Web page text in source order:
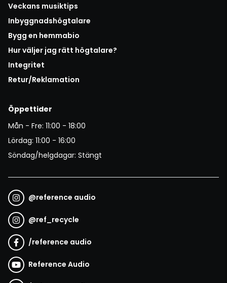
Veckans musiktips
Inbyggnadshögtalare
Bygg en hemmabio
Hur väljer jag rätt högtalare?
Integritet
Retur/Reklamation
Öppettider
Mån - Fre: 11:00 - 18:00
Lördag: 11:00 - 16:00
Söndag/helgdagar: Stängt
@reference audio
@ref_recycle
/reference audio
Reference Audio